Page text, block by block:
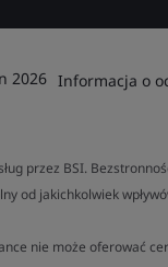
2026 Informacja o
przez BSI.
od jakichkolwiek
nie może oferować